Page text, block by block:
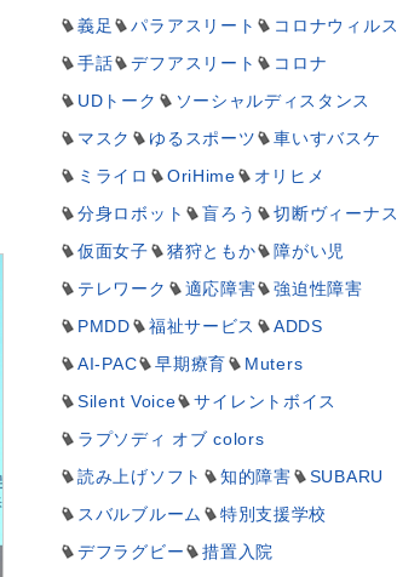
義足
パラアスリート
コロナウィルス
手話
デフアスリート
コロナ
UDトーク
ソーシャルディスタンス
マスク
ゆるスポーツ
車いすバスケ
ミライロ
OriHime
オリヒメ
分身ロボット
盲ろう
切断ヴィーナス
仮面女子
猪狩ともか
障がい児
テレワーク
適応障害
強迫性障害
PMDD
福祉サービス
ADDS
AI-PAC
早期療育
Muters
Silent Voice
サイレントボイス
ラプソディ オブ colors
読み上げソフト
知的障害
SUBARU
スバルブルーム
特別支援学校
デフラグビー
措置入院